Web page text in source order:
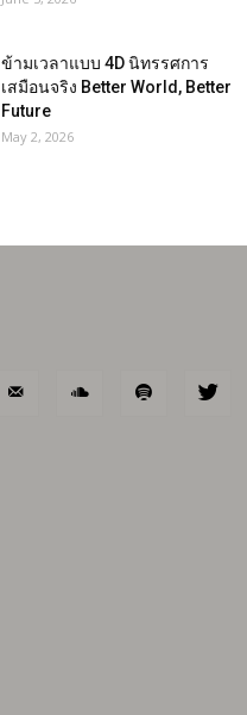
ข้ามเวลาแบบ 4D นิทรรศการ
เสมือนจริง Better World, Better
Future
May 2, 2026